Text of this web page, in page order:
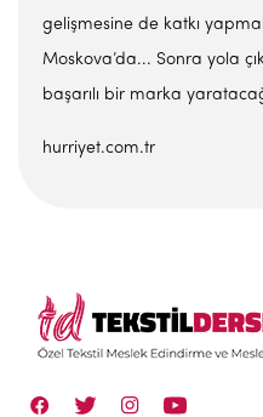
gelişmesine de katkı
Moskova’da... Sonra yola
başarılı bir marka
hurriyet.com.tr